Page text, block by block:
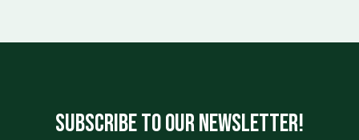
SUBSCRIBE TO OUR NEWSLETTER!